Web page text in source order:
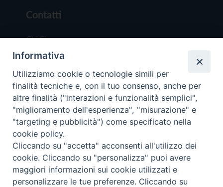
Contatti
Chi Siamo
Redazione
Scrivici
Copyright © 2019 - Tutti i diritti riservati - Vita
Trentina Editrice
Privacy Policy
Informativa
Utilizziamo cookie o tecnologie simili per
finalità tecniche e, con il tuo consenso, anche per
altre finalità ("interazioni e funzionalità semplici",
"miglioramento dell'esperienza", "misurazione" e
"targeting e pubblicità") come specificato nella
cookie policy.
Cliccando su "accetta" acconsenti all'utilizzo dei
cookie. Cliccando su "personalizza" puoi avere
maggiori informazioni sui cookie utilizzati e
personalizzare le tue preferenze. Cliccando su